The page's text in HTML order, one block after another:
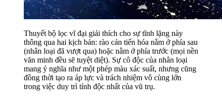
Thuyết bộ lọc vĩ đại giải thích cho sự tĩnh lặng này
thông qua hai kịch bản: rào cản tiến hóa nằm ở phía sau
(nhân loại đã vượt qua) hoặc nằm ở phía trước (mọi nền
văn minh đều sẽ tuyệt diệt). Sự cô độc của nhân loại
mang ý nghĩa như một phép màu xác suất, nhưng cũng
đồng thời tạo ra áp lực và trách nhiệm vô cùng lớn
trong việc duy trì tính độc nhất của vũ trụ.